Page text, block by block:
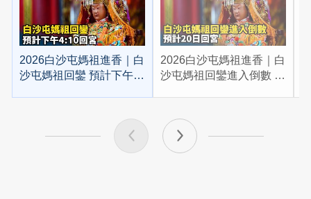
2026白沙屯媽祖進香｜白
沙屯媽祖回鑾 預計下午
2026白沙屯媽祖進香｜白
沙屯媽祖回鑾進入倒數 預